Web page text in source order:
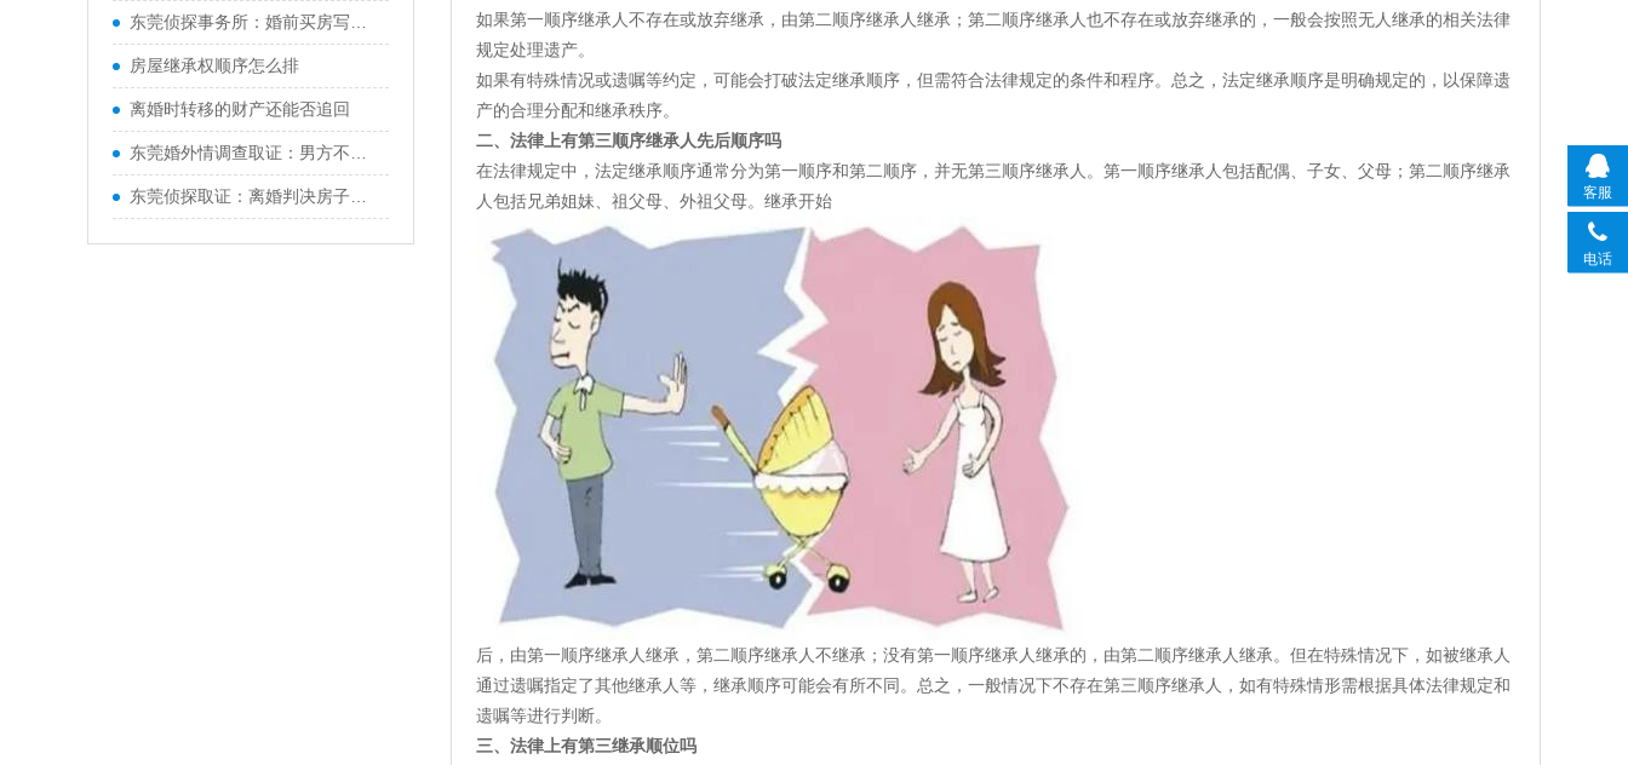
东莞侦探事务所：婚前买房写两个人名字离婚如何样分
房屋继承权顺序怎么排
离婚时转移的财产还能否追回
东莞婚外情调查取证：男方不同意孩子抚养权咋办
东莞侦探取证：离婚判决房子归女方男方不同意该咋办
如果第一顺序继承人不存在或放弃继承，由第二顺序继承人继承；第二顺序继承人也不存在或放弃继承的，一般会按照无人继承的相关法律
规定处理遗产。
如果有特殊情况或遗嘱等约定，可能会打破法定继承顺序，但需符合法律规定的条件和程序。总之，法定继承顺序是明确规定的，以保障遗
产的合理分配和继承秩序。
二、法律上有第三顺序继承人先后顺序吗
在法律规定中，法定继承顺序通常分为第一顺序和第二顺序，并无第三顺序继承人。第一顺序继承人包括配偶、子女、父母；第二顺序继承
人包括兄弟姐妹、祖父母、外祖父母。继承开始
后，由第一顺序继承人继承，第二顺序继承人不继承；没有第一顺序继承人继承的，由第二顺序继承人继承。但在特殊情况下，如被继承人
通过遗嘱指定了其他继承人等，继承顺序可能会有所不同。总之，一般情况下不存在第三顺序继承人，如有特殊情形需根据具体法律规定和
遗嘱等进行判断。
三、法律上有第三继承顺位吗
客服
电话